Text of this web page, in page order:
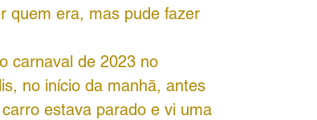
quem era, mas pude fazer
carnaval de 2023 no
no início da manhã, antes
estava parado e vi uma